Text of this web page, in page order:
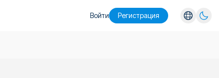
Войти Pегистрация